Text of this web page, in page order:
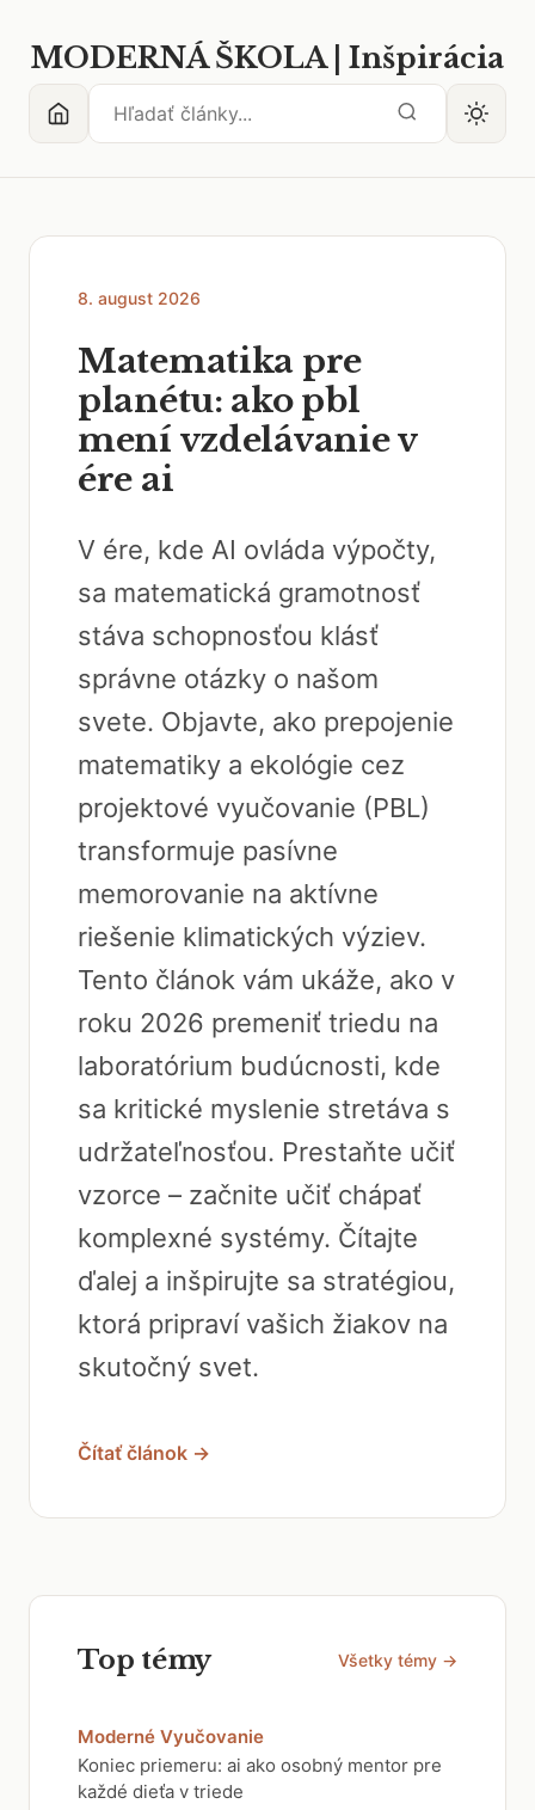
MODERNÁ ŠKOLA | Inšpirácia
8. august 2026
Matematika pre
planétu: ako pbl
mení vzdelávanie v
ére ai
V ére, kde AI ovláda výpočty,
sa matematická gramotnosť
stáva schopnosťou klásť
správne otázky o našom
svete. Objavte, ako prepojenie
matematiky a ekológie cez
projektové vyučovanie (PBL)
transformuje pasívne
memorovanie na aktívne
riešenie klimatických výziev.
Tento článok vám ukáže, ako v
roku 2026 premeniť triedu na
laboratórium budúcnosti, kde
sa kritické myslenie stretáva s
udržateľnosťou. Prestaňte učiť
vzorce – začnite učiť chápať
komplexné systémy. Čítajte
ďalej a inšpirujte sa stratégiou,
ktorá pripraví vašich žiakov na
skutočný svet.
Čítať článok →
Top témy Všetky témy →
Moderné Vyučovanie
Koniec priemeru: ai ako osobný mentor pre
každé dieťa v triede